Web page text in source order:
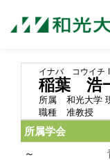
イナバ コウイチ
稲葉 浩
所属
和光大学
職種
准教授
所属学会
～